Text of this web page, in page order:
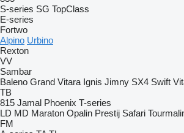
S-series SG TopClass
E-series
Fortwo
Alpino Urbino
Rexton
VV
Sambar
Baleno Grand Vitara Ignis Jimny SX4 Swift
TB
815 Jamal Phoenix T-series
LD MD Maraton Opalin Prestij Safari
FM